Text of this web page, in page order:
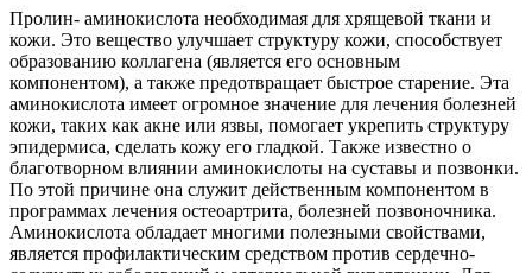
Пролин- аминокислота необходимая для хрящевой ткани и
кожи. Это вещество улучшает структуру кожи, способствует
образованию коллагена (является его основным
компонентом), а также предотвращает быстрое старение. Эта
аминокислота имеет огромное значение для лечения болезней
кожи, таких как акне или язвы, помогает укрепить структуру
эпидермиса, сделать кожу его гладкой. Также известно о
благотворном влиянии аминокислоты на суставы и позвонки.
По этой причине она служит действенным компонентом в
программах лечения остеоартрита, болезней позвоночника.
Аминокислота обладает многими полезными свойствами,
является профилактическим средством против сердечно-